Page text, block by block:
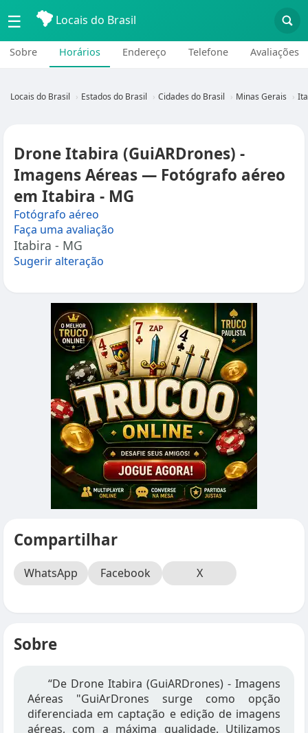
☰ Locais do Brasil
Sobre Horários Endereço Telefone Avaliações
Locais do Brasil Estados do Brasil Cidades do Brasil Minas Gerais
Drone Itabira (GuiARDrones) -
Imagens Aéreas — Fotógrafo aéreo
em Itabira - MG
Fotógrafo aéreo
Faça uma avaliação
Itabira - MG
Sugerir alteração
Compartilhar
WhatsApp Facebook X
Sobre
“De Drone Itabira (GuiARDrones) - Imagens
Aéreas "GuiArDrones surge como opção
diferenciada em captação e edição de imagens
aéreas, com a máxima qualidade. Utilizamos